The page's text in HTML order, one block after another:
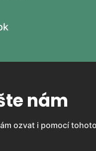
nám
ozvat i pomocí